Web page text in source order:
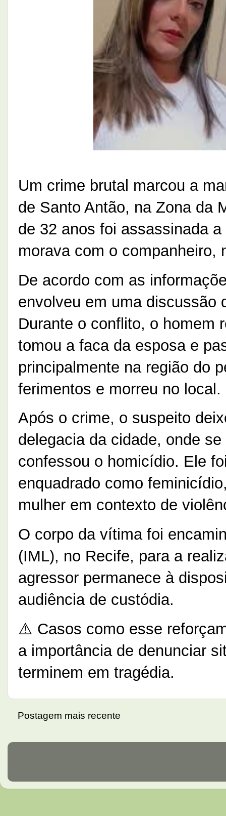
Um crime brutal marcou a
de Santo Antão, na Zona da
de 32 anos foi assassinada
morava com o companheiro,
De acordo com as
envolveu em uma discussão
Durante o conflito, o homem
tomou a faca da esposa e
principalmente na região do
ferimentos e morreu no local.
Após o crime, o suspeito
delegacia da cidade, onde
confessou o homicídio. Ele
enquadrado como
mulher em contexto de
O corpo da vítima foi
(IML), no Recife, para a
agressor permanece à
audiência de custódia.
⚠️ Casos como esse
a importância de denunciar
terminem em tragédia.
Postagem mais recente